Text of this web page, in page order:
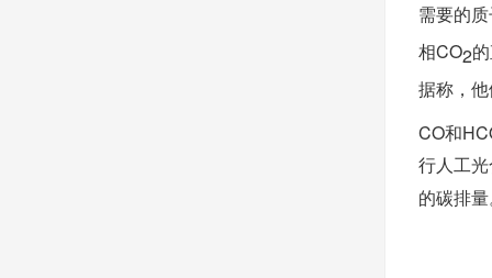
需要的
相CO2
据称，
CO和
行人工
的碳排